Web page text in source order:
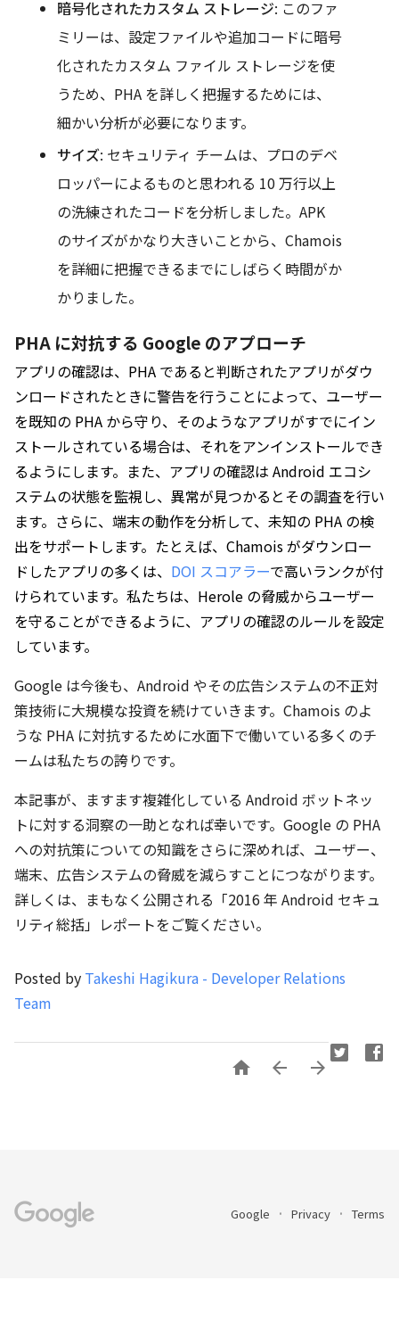
暗号化されたカスタム ストレージ: このファ
ミリーは、設定ファイルや追加コードに暗号
化されたカスタム ファイル ストレージを使
うため、PHA を詳しく把握するためには、
細かい分析が必要になります。
サイズ: セキュリティ チームは、プロのデベ
ロッパーによるものと思われる 10 万行以上
の洗練されたコードを分析しました。APK
のサイズがかなり大きいことから、Chamois
を詳細に把握できるまでにしばらく時間がか
かりました。
PHA に対抗する Google のアプローチ
アプリの確認は、PHA であると判断されたアプリがダウ
ンロードされたときに警告を行うことによって、ユーザー
を既知の PHA から守り、そのようなアプリがすでにイン
ストールされている場合は、それをアンインストールでき
るようにします。また、アプリの確認は Android エコシ
ステムの状態を監視し、異常が見つかるとその調査を行い
ます。さらに、端末の動作を分析して、未知の PHA の検
出をサポートします。たとえば、Chamois がダウンロー
ドしたアプリの多くは、 DOI スコアラーで高いランクが付
けられています。私たちは、Herole の脅威からユーザー
を守ることができるように、アプリの確認のルールを設定
しています。
Google は今後も、Android やその広告システムの不正対
策技術に大規模な投資を続けていきます。Chamois のよ
うな PHA に対抗するために水面下で働いている多くのチ
ームは私たちの誇りです。
本記事が、ますます複雑化している Android ボットネッ
トに対する洞察の一助となれば幸いです。Google の PHA
への対抗策についての知識をさらに深めれば、ユーザー、
端末、広告システムの脅威を減らすことにつながります。
詳しくは、まもなく公開される「2016 年 Android セキュ
リティ総括」レポートをご覧ください。
Posted by Takeshi Hagikura - Developer Relations
Team
  
Google Privacy Terms